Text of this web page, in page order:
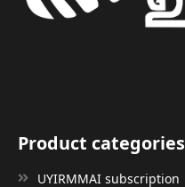
Product categories
UYIRMMAI subscription